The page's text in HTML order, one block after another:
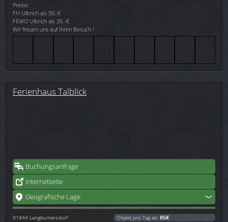
Preise:
FH Ulbrich ab 50,-€
FEWO Ulbrich ab 35.-€
Wir freuen uns auf Ihren Besuch !
Ferienhaus Talblick
Buchungsanfrage
Internetseite
Geografische Lage
01844 Langburkersdorf
Objekt pro Tag ab: 85€